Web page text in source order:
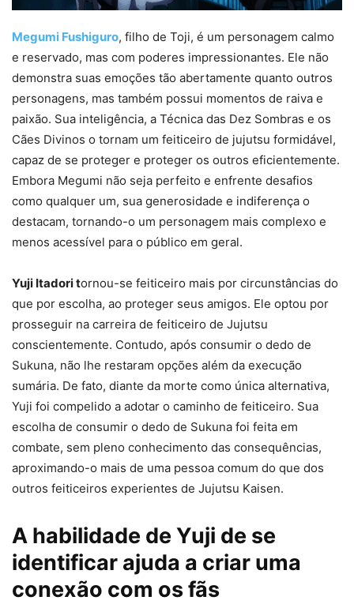
Megumi Fushiguro, filho de Toji, é um personagem calmo
e reservado, mas com poderes impressionantes. Ele não
demonstra suas emoções tão abertamente quanto outros
personagens, mas também possui momentos de raiva e
paixão. Sua inteligência, a Técnica das Dez Sombras e os
Cães Divinos o tornam um feiticeiro de jujutsu formidável,
capaz de se proteger e proteger os outros eficientemente.
Embora Megumi não seja perfeito e enfrente desafios
como qualquer um, sua generosidade e indiferença o
destacam, tornando-o um personagem mais complexo e
menos acessível para o público em geral.
Yuji Itadori tornou-se feiticeiro mais por circunstâncias do
que por escolha, ao proteger seus amigos. Ele optou por
prosseguir na carreira de feiticeiro de Jujutsu
conscientemente. Contudo, após consumir o dedo de
Sukuna, não lhe restaram opções além da execução
sumária. De fato, diante da morte como única alternativa,
Yuji foi compelido a adotar o caminho de feiticeiro. Sua
escolha de consumir o dedo de Sukuna foi feita em
combate, sem pleno conhecimento das consequências,
aproximando-o mais de uma pessoa comum do que dos
outros feiticeiros experientes de Jujutsu Kaisen.
A habilidade de Yuji de se
identificar ajuda a criar uma
conexão com os fãs